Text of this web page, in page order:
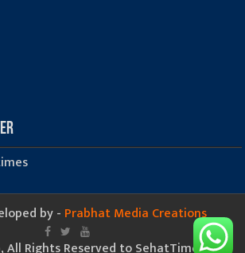
by - Prabhat Media Creations
Rights Reserved to SehatTimes.Com